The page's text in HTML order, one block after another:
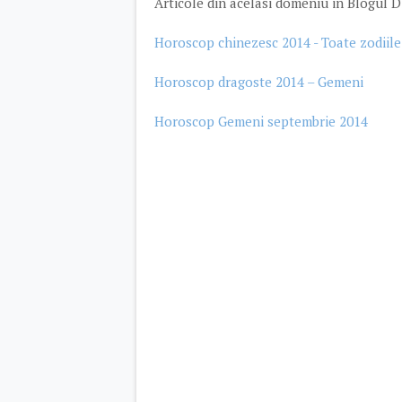
Horoscop chinezesc 2014 - Toate zodiile
Horoscop dragoste 2014 – Gemeni
Horoscop Gemeni septembrie 2014